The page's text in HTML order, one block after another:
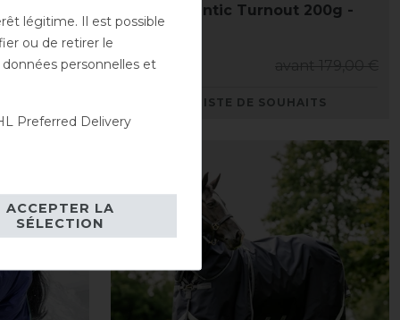
449,95 €
Bucas Atlantic Turnout 200g -
161,05 € *
LISTE DE SOUHAITS
légitime. Il est possible
ou de retirer le
personnelles et
Preferred Delivery
ACCEPTER LA
SÉLECTION